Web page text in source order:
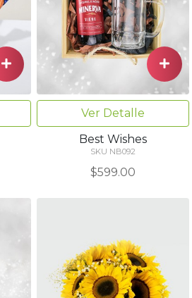
Ver Detalle
Best Wishes
SKU NB092
$599.00